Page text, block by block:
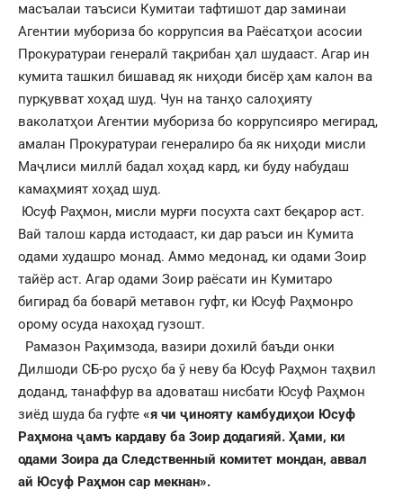
масъалаи таъсиси Кумитаи тафтишот дар заминаи
Агентии мубориза бо коррупсия ва Раёсатҳои асосии
Прокуратураи генералӣ тақрибан ҳал шудааст. Агар ин
кумита ташкил бишавад як ниҳоди бисёр ҳам калон ва
пурқувват хоҳад шуд. Чун на танҳо салоҳияту
ваколатҳои Агентии мубориза бо коррупсияро мегирад,
амалан Прокуратураи генералиро ба як ниҳоди мисли
Маҷлиси миллӣ бадал хоҳад кард, ки буду набудаш
камаҳмият хоҳад шуд.
Юсуф Раҳмон, мисли мурғи посухта сахт беқарор аст.
Вай талош карда истодааст, ки дар раъси ин Кумита
одами худашро монад. Аммо медонад, ки одами Зоир
тайёр аст. Агар одами Зоир раёсати ин Кумитаро
бигирад ба боварӣ метавон гуфт, ки Юсуф Раҳмонро
орому осуда нахоҳад гузошт.
Рамазон Раҳимзода, вазири дохилӣ баъди онки
Дилшоди СБ-ро русҳо ба ӯ неву ба Юсуф Раҳмон таҳвил
доданд, танаффур ва адоваташ нисбати Юсуф Раҳмон
зиёд шуда ба гуфте «я чи ҷинояту камбудиҳои Юсуф
Раҳмона ҷамъ кардаву ба Зоир додагияй. Ҳами, ки
одами Зоира да Следственный комитет мондан, аввал
ай Юсуф Раҳмон сар мекнан».